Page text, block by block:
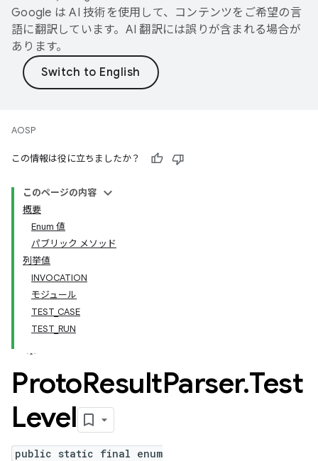
Google は AI 技術を使用して、コンテンツをご希望の言
語に翻訳しています。AI 翻訳には誤りが含まれる場合が
あります。
AOSP
この情報は役に立ちましたか？
このページの内容
概要
Enum 値
パブリック メソッド
列挙値
INVOCATION
モジュール
TEST_CASE
TEST_RUN
ProtoResultParser.Test
Level
public static final enum